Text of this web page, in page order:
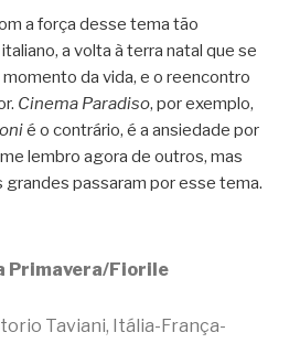
a força desse tema tão
a volta à terra natal que se
da vida, e o reencontro
Cinema Paradiso, por exemplo,
é o contrário, é a ansiedade por
lembro agora de outros, mas
passaram por esse tema.
Primavera/Fiorile
Taviani, Itália-França-